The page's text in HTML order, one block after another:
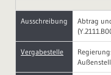
Ausschreibung
Abtrag
Vergabestelle